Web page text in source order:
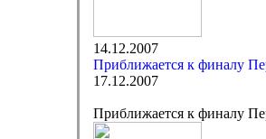
14.12.2007
Приближается к финалу
17.12.2007
Приближается к финалу